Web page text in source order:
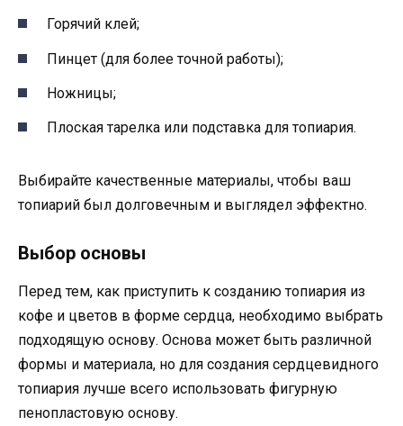
Горячий клей;
Пинцет (для более точной работы);
Ножницы;
Плоская тарелка или подставка для топиария.
Выбирайте качественные материалы, чтобы ваш
топиарий был долговечным и выглядел эффектно.
Выбор основы
Перед тем, как приступить к созданию топиария из
кофе и цветов в форме сердца, необходимо выбрать
подходящую основу. Основа может быть различной
формы и материала, но для создания сердцевидного
топиария лучше всего использовать фигурную
пенопластовую основу.